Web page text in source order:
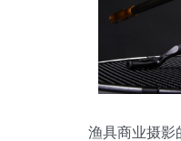
渔具商业摄影